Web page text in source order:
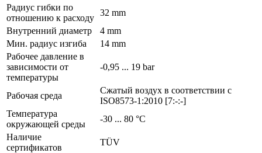
Радиус гибки по
отношению к расходу
32 mm
Внутренний диаметр
4 mm
Мин. радиус изгиба
14 mm
Рабочее давление в
зависимости от
температуры
-0,95 ... 19 bar
Рабочая среда
Сжатый воздух в соответствии с
ISO8573-1:2010 [7:-:-]
Температура
окружающей среды
-30 ... 80 °C
Наличие
сертификатов
TÜV